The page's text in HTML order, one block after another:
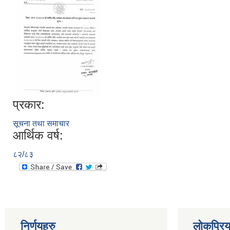
प्रकार:
सूचना तथा समाचार
आर्थिक वर्ष:
८२/८३
निर्णयहरु लोकप्रिय